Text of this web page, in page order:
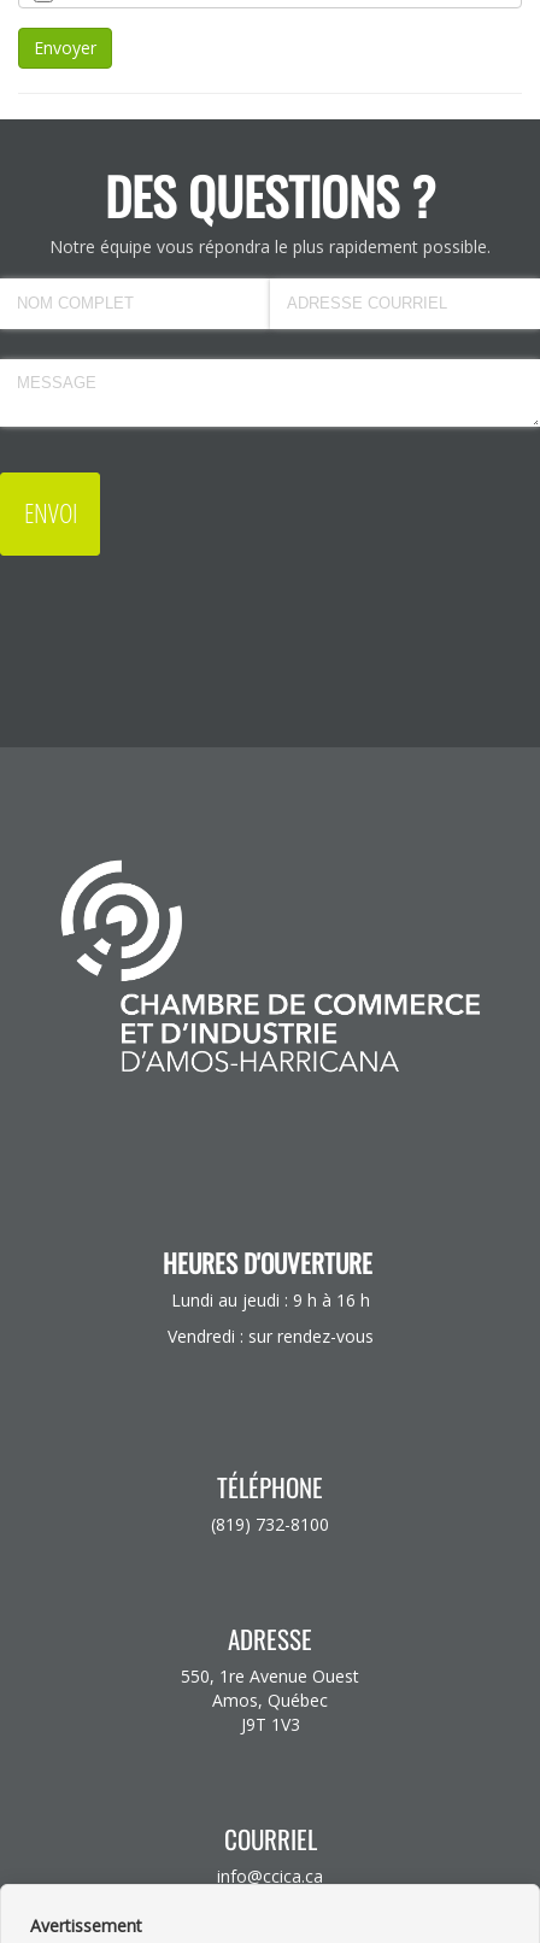
Envoyer
DES QUESTIONS ?
Notre équipe vous répondra le plus rapidement possible.
HEURES D'OUVERTURE
Lundi au jeudi : 9 h à 16 h
Vendredi : sur rendez-vous
TÉLÉPHONE
(819) 732-8100
ADRESSE
550, 1re Avenue Ouest
Amos, Québec
J9T 1V3
COURRIEL
info@ccica.ca
Avertissement